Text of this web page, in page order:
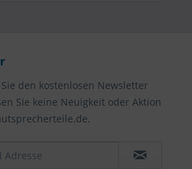
den kostenlosen Newsletter
Sie keine Neuigkeit oder Aktion